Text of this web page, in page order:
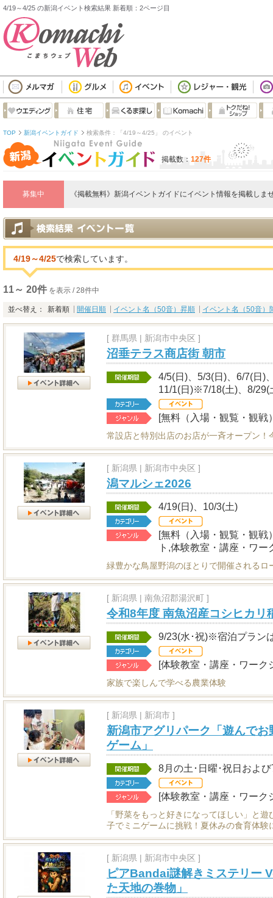
4/19～4/25 の新潟イベント検索結果 新着順：2ページ目
TOP 新潟イベントガイド 検索条件：「4/19～4/25」 のイベント
掲載数： 127件
募集中 《掲載無料》新潟イベントガイドにイベント情報を掲載しま
4/19～4/25で検索しています。
11～ 20件 を表示 / 28件中
並べ替え： 新着順 開催日順 イベント名（50音）昇順 イベント名（50音）
[ 群馬県 | 新潟市中央区 ]
沼垂テラス商店街 朝市
4/5(日)、5/3(日)、6/7(日)
11/1(日)※7/18(土)、8/29(
[無料（入場・観覧・観戦
常設店と特別出店のお店が一斉オープン！
[ 新潟県 | 新潟市中央区 ]
潟マルシェ2026
4/19(日)、10/3(土)
[無料（入場・観覧・観戦
ト,体験教室・講座・ワー
緑豊かな鳥屋野潟のほとりで開催されるロ
[ 新潟県 | 南魚沼郡湯沢町 ]
令和8年度 南魚沼産コシヒカリ
9/23(水･祝)※宿泊プラン
[体験教室・講座・ワーク
家族で楽しんで学べる農業体験
[ 新潟県 | 新潟市 ]
新潟市アグリパーク「遊んで
ゲーム」
8月の土･日曜･祝日およ
[体験教室・講座・ワーク
「野菜をもっと好きになってほしい」と
子でミニゲームに挑戦！夏休みの食育体験
[ 新潟県 | 新潟市中央区 ]
ピアBandai謎解きミステリー
た天地の巻物」